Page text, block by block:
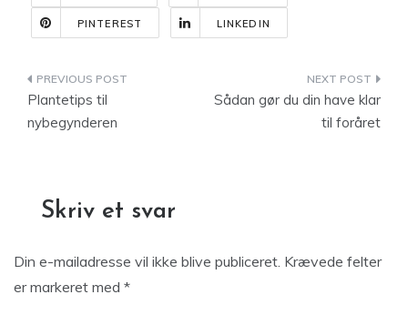
PINTEREST LINKEDIN
Indlægsnavigation
Plantetips til
nybegynderen
Sådan gør du din have klar
til foråret
Skriv et svar
Din e-mailadresse vil ikke blive publiceret. Krævede felter
er markeret med *